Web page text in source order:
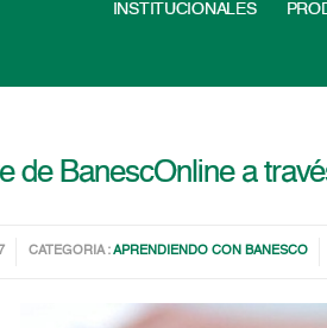
INSTITUCIONALES
de BanescOnline a
CATEGORIA :APRENDIENDO CON BANESCO